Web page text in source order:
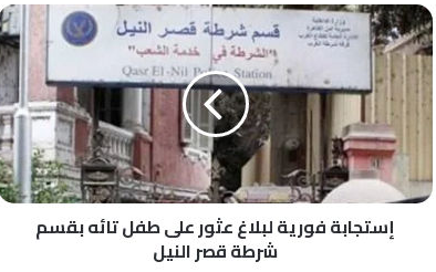
إستجابة
فورية
لبلاغ
عثور
على
طفل
بقسم
شرطة
إستجابة فورية لبلاغ عثور على طفل تائه بقسم
شرطة قصر النيل